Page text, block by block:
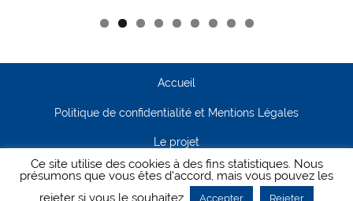
Accueil
Politique de confidentialité et Mentions Légales
Le projet
Contact
Ce site utilise des cookies à des fins statistiques. Nous
présumons que vous êtes d'accord, mais vous pouvez les
Accepter Rejeter